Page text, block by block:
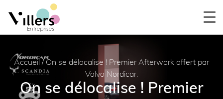
Accueil / On se délocalise ! Premier Afterwork offert par
Volvo Nordicar.
On se délocalise ! Premier